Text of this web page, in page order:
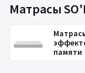
Матрасы
памяти